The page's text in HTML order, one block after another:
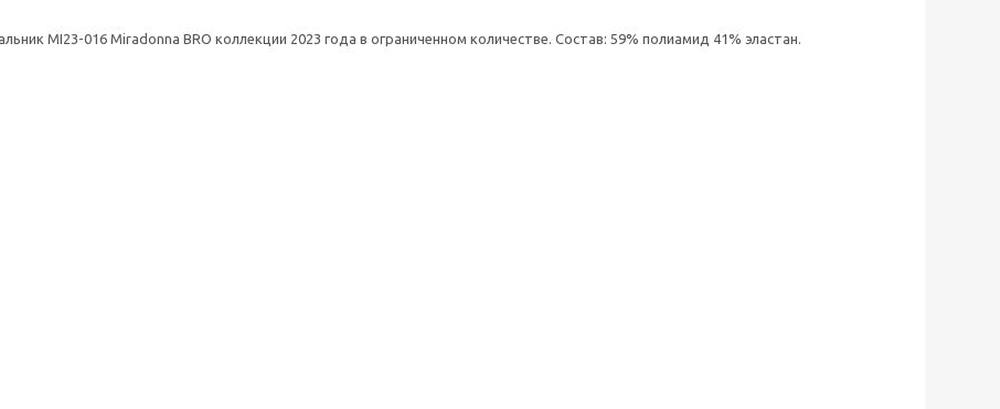
MI23-016 Miradonna BRO коллекции 2023 года в ограниченном количестве. Состав: 59% полиамид 41% эластан.